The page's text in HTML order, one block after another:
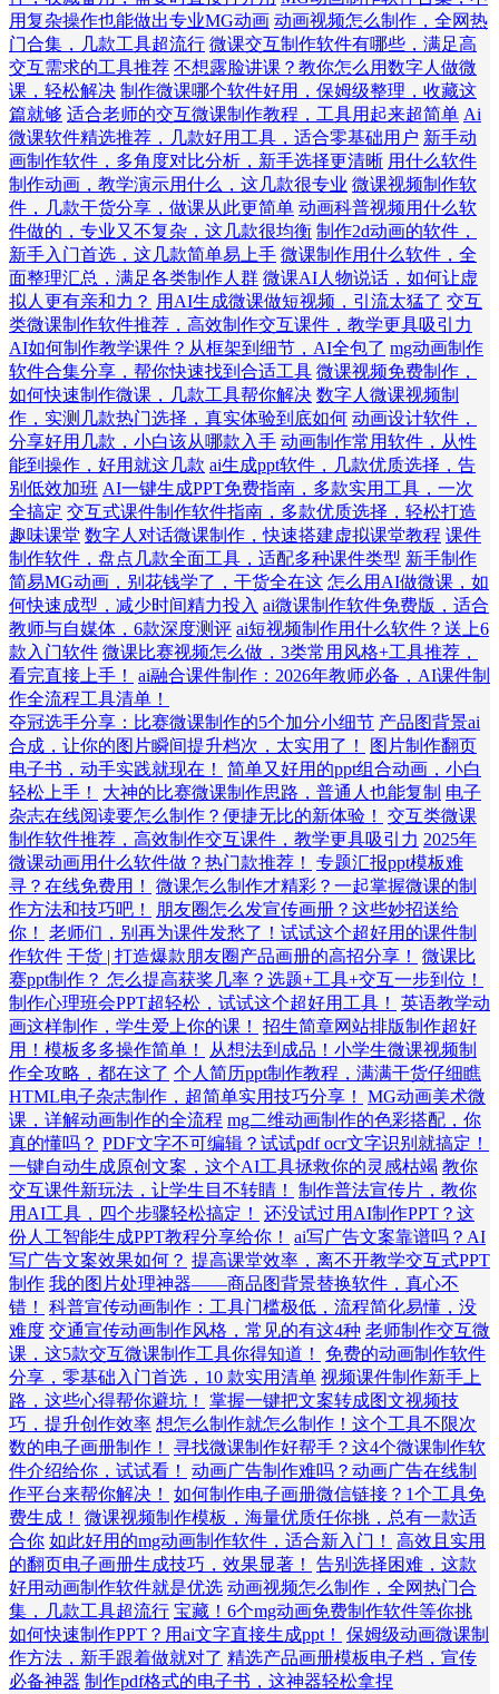
用复杂操作也能做出专业MG动画 动画视频怎么制作，全网热
门合集，几款工具超流行 微课交互制作软件有哪些，满足高
交互需求的工具推荐 不想露脸讲课？教你怎么用数字人做微
课，轻松解决 制作微课哪个软件好用，保姆级整理，收藏这
篇就够 适合老师的交互微课制作教程，工具用起来超简单 Ai
微课软件精选推荐，几款好用工具，适合零基础用户 新手动
画制作软件，多角度对比分析，新手选择更清晰 用什么软件
制作动画，教学演示用什么，这几款很专业 微课视频制作软
件，几款干货分享，做课从此更简单 动画科普视频用什么软
件做的，专业又不复杂，这几款很均衡 制作2d动画的软件，
新手入门首选，这几款简单易上手 微课制作用什么软件，全
面整理汇总，满足各类制作人群 微课AI人物说话，如何让虚
拟人更有亲和力？ 用AI生成微课做短视频，引流太猛了 交互
类微课制作软件推荐，高效制作交互课件，教学更具吸引力
AI如何制作教学课件？从框架到细节，AI全包了 mg动画制作
软件合集分享，帮你快速找到合适工具 微课视频免费制作，
如何快速制作微课，几款工具帮你解决 数字人微课视频制
作，实测几款热门选择，真实体验到底如何 动画设计软件，
分享好用几款，小白该从哪款入手 动画制作常用软件，从性
能到操作，好用就这几款 ai生成ppt软件，几款优质选择，告
别低效加班 AI一键生成PPT免费指南，多款实用工具，一次
全搞定 交互式课件制作软件指南，多款优质选择，轻松打造
趣味课堂 数字人对话微课制作，快速搭建虚拟课堂教程 课件
制作软件，盘点几款全面工具，适配多种课件类型 新手制作
简易MG动画，别花钱学了，干货全在这 怎么用AI做微课，如
何快速成型，减少时间精力投入 ai微课制作软件免费版，适合
教师与自媒体，6款深度测评 ai短视频制作用什么软件？送上6
款入门软件 微课比赛视频怎么做，3类常用风格+工具推荐，
看完直接上手！
ai融合课件制作：2026年教师必备，AI课件制
作全流程工具清单！
夺冠选手分享：比赛微课制作的5个加分小细节 产品图背景ai
合成，让你的图片瞬间提升档次，太实用了！
图片制作翻页
电子书，动手实践就现在！
简单又好用的ppt组合动画，小白
轻松上手！
大神的比赛微课制作思路，普通人也能复制 电子
杂志在线阅读要怎么制作？便捷无比的新体验！
交互类微课
制作软件推荐，高效制作交互课件，教学更具吸引力 2025年
微课动画用什么软件做？热门款推荐！
专题汇报ppt模板难
寻？在线免费用！
微课怎么制作才精彩？一起掌握微课的制
作方法和技巧吧！
朋友圈怎么发宣传画册？这些妙招送给
你！
老师们，别再为课件发愁了！试试这个超好用的课件制
作软件 干货 | 打造爆款朋友圈产品画册的高招分享！
微课比
赛ppt制作？ 怎么提高获奖几率？选题+工具+交互一步到位！
制作心理班会PPT超轻松，试试这个超好用工具！
英语教学动
画这样制作，学生爱上你的课！
招生简章网站排版制作超好
用！模板多多操作简单！
从想法到成品！小学生微课视频制
作全攻略，都在这了 个人简历ppt制作教程，满满干货仔细瞧
HTML电子杂志制作，超简单实用技巧分享！
MG动画美术微
课，详解动画制作的全流程 mg二维动画制作的色彩搭配，你
真的懂吗？ PDF文字不可编辑？试试pdf ocr文字识别就搞定！
一键自动生成原创文案，这个AI工具拯救你的灵感枯竭 教你
交互课件新玩法，让学生目不转睛！
制作普法宣传片，教你
用AI工具，四个步骤轻松搞定！
还没试过用AI制作PPT？这
份人工智能生成PPT教程分享给你！
ai写广告文案靠谱吗？AI
写广告文案效果如何？ 提高课堂效率，离不开教学交互式PPT
制作 我的图片处理神器——商品图背景替换软件，真心不
错！
科普宣传动画制作：工具门槛极低，流程简化易懂，没
难度 交通宣传动画制作风格，常见的有这4种 老师制作交互微
课，这5款交互微课制作工具你得知道！
免费的动画制作软件
分享，零基础入门首选，10 款实用清单 视频课件制作新手上
路，这些心得帮你避坑！
掌握一键把文案转成图文视频技
巧，提升创作效率 想怎么制作就怎么制作！这个工具不限次
数的电子画册制作！
寻找微课制作好帮手？这4个微课制作软
件介绍给你，试试看！
动画广告制作难吗？动画广告在线制
作平台来帮你解决！
如何制作电子画册微信链接？1个工具免
费生成！
微课视频制作模板，海量优质任你挑，总有一款适
合你 如此好用的mg动画制作软件，适合新入门！
高效且实用
的翻页电子画册生成技巧，效果显著！
告别选择困难，这款
好用动画制作软件就是优选 动画视频怎么制作，全网热门合
集，几款工具超流行 宝藏！6个mg动画免费制作软件等你挑
如何快速制作PPT？用ai文字直接生成ppt！
保姆级动画微课制
作方法，新手跟着做就对了 精选产品画册模板电子档，宣传
必备神器 制作pdf格式的电子书，这神器轻松拿捏